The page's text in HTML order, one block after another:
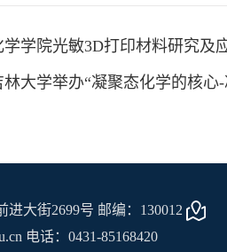
学学院光敏3D打印材料研究
林大学举办“凝聚态化学的核
大街2699号 邮编：130012
电话：0431-85168420